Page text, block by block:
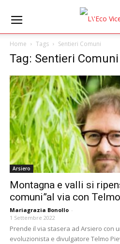
Home Tags Sentieri Comuni
Tag: Sentieri Comuni
Arsiero
Montagna e valli si
comuni”al via con
Mariagrazia Bonollo -
1 Settembre 2022
Prende il via stasera ad Arsiero con
evoluzionista e divulgatore Telmo